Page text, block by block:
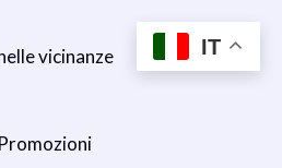
vicinanze
Promozioni
IT